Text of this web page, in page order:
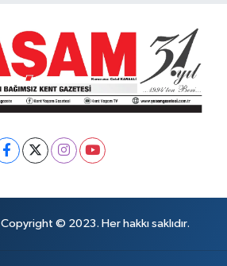
Copyright © 2023. Her hakkı saklıdır.